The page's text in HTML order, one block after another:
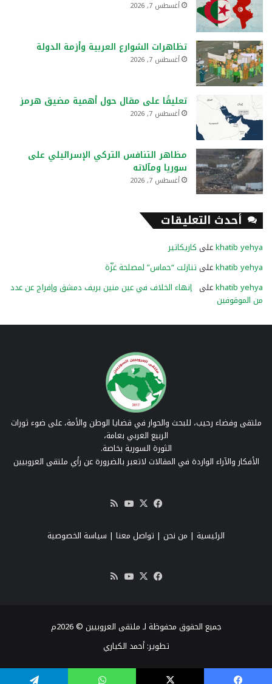
أغسطس 7, 2026
تظاهرات الشوارع العربية وأزمة الدولة
أغسطس 7, 2026
تعليقًا على مقال حول أهمية مضيق هرمز
أغسطس 7, 2026
مظاهر التنافس التركي الإسرائيلي على
سوريا ومآلاته
أغسطس 7, 2026
أحدث التعليقات
khatib yehyaعلى كاريكاتير
khatib yehyaعلى تنازلت “حماس” لمصلحة غزّة
khatib yehyaعلى إنهاء الخلاف في عين منين بريف دمشق وإفراج عن عدد
من الموقوفين
ملتقى وفضاء رحيب، للبحث والحوار في قضايا الوطن والأمة، على ضوء ثورات
الربيع العربي بعامة،
الثورة السورية بخاصة.
الأفكار والآراء الواردة في المقالات لاتعبر بالضرورة عن رأي ملتقى العروبيين
فيسبوك
‫X
‫YouTube
RSS
الرئيسية | من نحن | تواصل معنا | سياسة الخصوصية
فيسبوك
‫X
‫YouTube
جميع الحقوق محفوظة لـ ملتقى العروبيين © 2026م
تطوير:أحمد الكياري